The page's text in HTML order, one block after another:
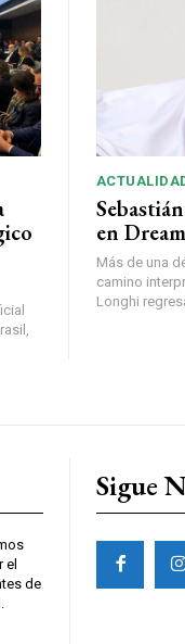
en
Más de una
camino
Longhi
el
de
Sigue